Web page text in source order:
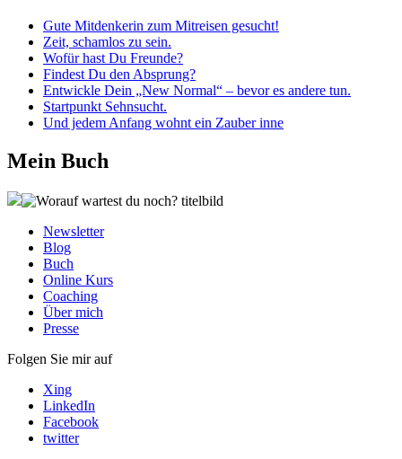
Gute Mitdenkerin zum Mitreisen gesucht!
Zeit, schamlos zu sein.
Wofür hast Du Freunde?
Findest Du den Absprung?
Entwickle Dein „New Normal“ – bevor es andere tun.
Startpunkt Sehnsucht.
Und jedem Anfang wohnt ein Zauber inne
Mein Buch
Newsletter
Blog
Buch
Online Kurs
Coaching
Über mich
Presse
Folgen Sie mir auf
Xing
LinkedIn
Facebook
twitter